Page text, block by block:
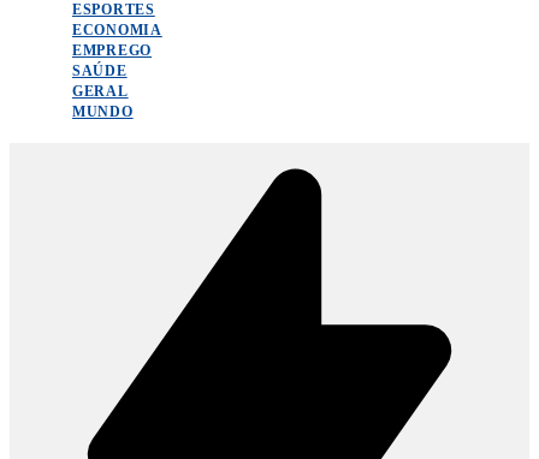
ESPORTES
ECONOMIA
EMPREGO
SAÚDE
GERAL
MUNDO